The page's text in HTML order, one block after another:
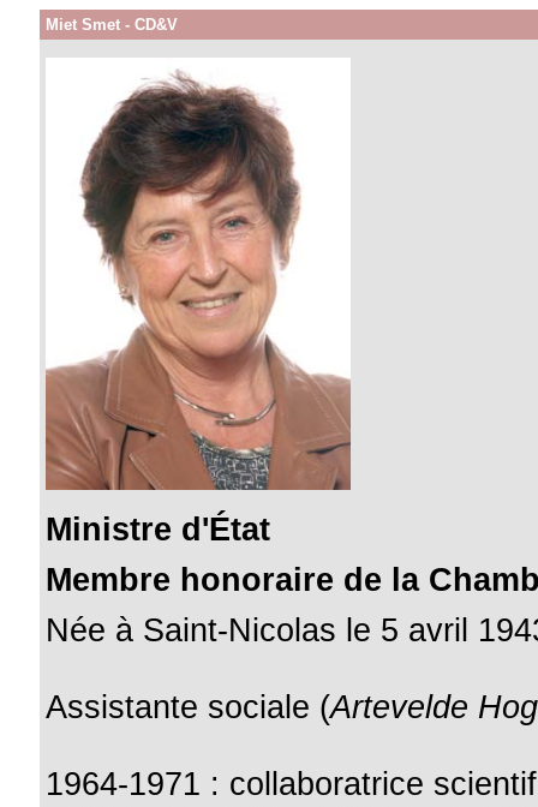
Miet Smet - CD&V
Ministre d'État
Membre honoraire de la
Née à Saint-Nicolas le 5 avril
Assistante sociale (Artevelde
1964-1971 : collaboratrice